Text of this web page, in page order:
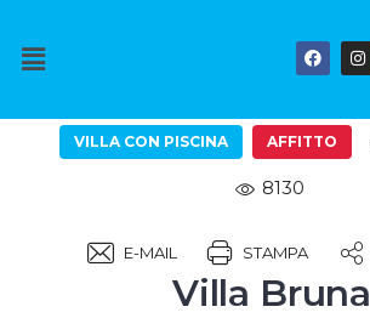
VILLA CON PISCINA AFFITTO
8130
E-MAIL STAMPA
Villa Bruna